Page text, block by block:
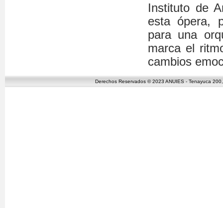
Instituto de
esta ópera,
para una
marca el
cambios
Derechos Reservados © 2023 ANUIES - Tenayuca